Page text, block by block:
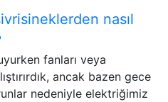
nasıl
fanları veya
ancak bazen gece
nedeniyle elektriğimiz